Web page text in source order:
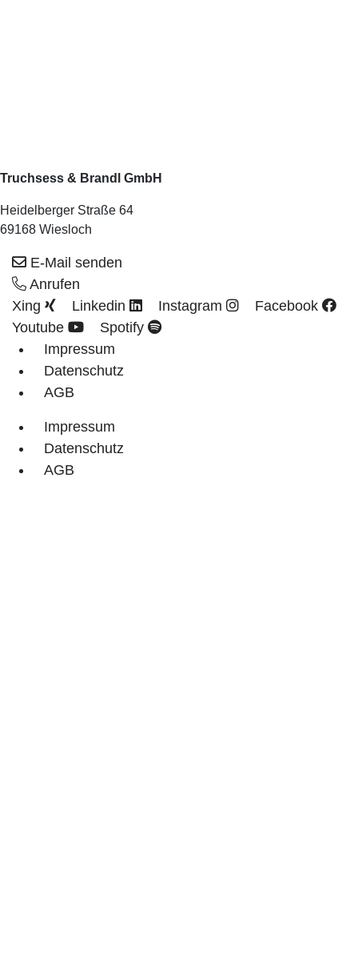
Truchsess & Brandl GmbH
Heidelberger Straße 64
69168 Wiesloch
E-Mail senden
Anrufen
Xing
Linkedin Instagram
Facebook
Youtube
Spotify
Impressum
Datenschutz
AGB
Impressum
Datenschutz
AGB